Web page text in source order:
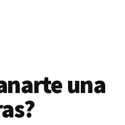
una